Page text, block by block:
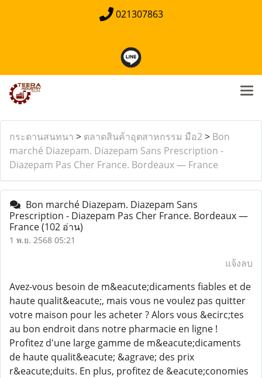
021307863
กระดานสนทนา > ตลาดสินค้าอุตสาหกรรม มือ2> Bon
marché Diazepam. Diazepam Sans Prescription -
Diazepam Pas Cher France. Bordeaux — France
Bon marché Diazepam. Diazepam Sans
Prescription - Diazepam Pas Cher France. Bordeaux —
France(102 อ่าน)
1 พ.ย. 2568 05:21
แจ้งลบ
Avez-vous besoin de m&eacute;dicaments fiables et de
haute qualit&eacute;, mais vous ne voulez pas quitter
votre maison pour les acheter ? Alors vous &ecirc;tes
au bon endroit dans notre pharmacie en ligne !
Profitez d'une large gamme de m&eacute;dicaments
de haute qualit&eacute; &agrave; des prix
r&eacute;duits. En plus, profitez de &eacute;conomies